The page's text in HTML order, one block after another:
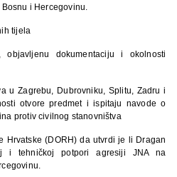
i Hercegovinu.
tijela
dokumentaciju i okolnosti
u Zagrebu, Dubrovniku, Splitu, Zadru i
otvore predmet i ispitaju navode o
protiv civilnog stanovništva
Hrvatske (DORH) da utvrdi je li Dragan
i tehničkoj potpori agresiji JNA na